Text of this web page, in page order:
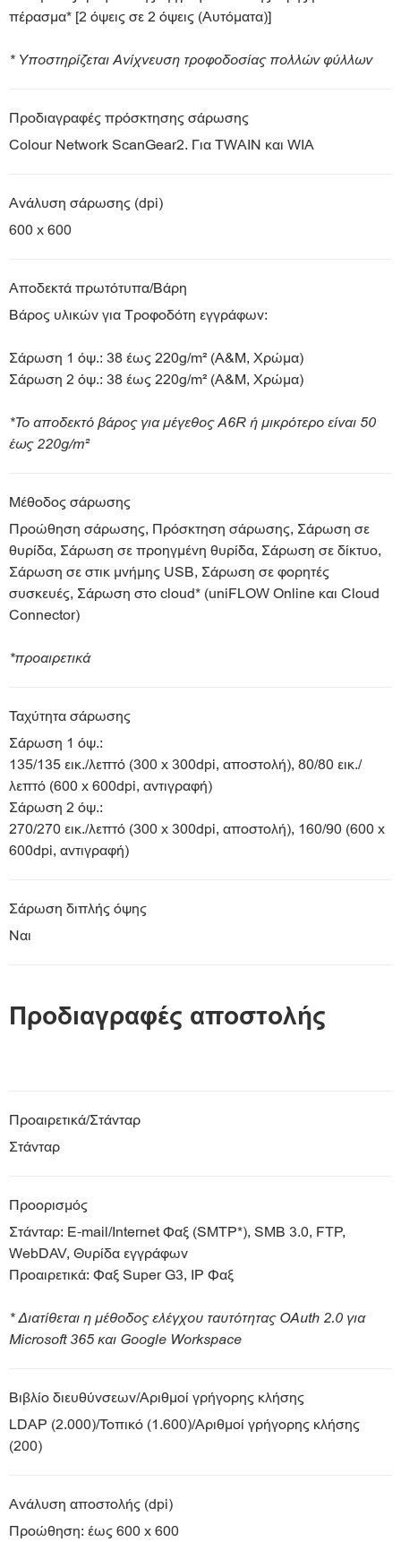
πέρασμα* [2 όψεις σε 2 όψεις (Αυτόματα)]
* Υποστηρίζεται Ανίχνευση τροφοδοσίας πολλών φύλλων
Προδιαγραφές πρόσκτησης σάρωσης
Colour Network ScanGear2. Για TWAIN και WIA
Ανάλυση σάρωσης (dpi)
600 x 600
Αποδεκτά πρωτότυπα/Βάρη
Βάρος υλικών για Τροφοδότη εγγράφων:
Σάρωση 1 όψ.: 38 έως 220g/m² (Α&Μ, Χρώμα)
Σάρωση 2 όψ.: 38 έως 220g/m² (Α&Μ, Χρώμα)
*Το αποδεκτό βάρος για μέγεθος A6R ή μικρότερο είναι 50
έως 220g/m²
Μέθοδος σάρωσης
Προώθηση σάρωσης, Πρόσκτηση σάρωσης, Σάρωση σε
θυρίδα, Σάρωση σε προηγμένη θυρίδα, Σάρωση σε δίκτυο,
Σάρωση σε στικ μνήμης USB, Σάρωση σε φορητές
συσκευές, Σάρωση στο cloud* (uniFLOW Online και Cloud
Connector)
*προαιρετικά
Ταχύτητα σάρωσης
Σάρωση 1 όψ.:
135/135 εικ./λεπτό (300 x 300dpi, αποστολή), 80/80 εικ./
λεπτό (600 x 600dpi, αντιγραφή)
Σάρωση 2 όψ.:
270/270 εικ./λεπτό (300 x 300dpi, αποστολή), 160/90 (600 x
600dpi, αντιγραφή)
Σάρωση διπλής όψης
Ναι
Προδιαγραφές αποστολής
Προαιρετικά/Στάνταρ
Στάνταρ
Προορισμός
Στάνταρ: E-mail/Internet Φαξ (SMTP*), SMB 3.0, FTP,
WebDAV, Θυρίδα εγγράφων
Προαιρετικά: Φαξ Super G3, IP Φαξ
* Διατίθεται η μέθοδος ελέγχου ταυτότητας OAuth 2.0 για
Microsoft 365 και Google Workspace
Βιβλίο διευθύνσεων/Αριθμοί γρήγορης κλήσης
LDAP (2.000)/Τοπικό (1.600)/Αριθμοί γρήγορης κλήσης
(200)
Ανάλυση αποστολής (dpi)
Προώθηση: έως 600 x 600